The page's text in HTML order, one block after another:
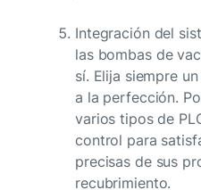
Integración del
las bombas de
sí. Elija siempre
a la perfección.
varios tipos de
control para
precisas de sus
recubrimiento.